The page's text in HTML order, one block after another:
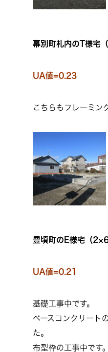
幕別町札内のT様宅
UA値=0.23
こちらもフレーミン
豊頃町のE様宅（
UA値=0.21
基礎工事中です。
ベースコンクリート
た。
布型枠の工事中です。